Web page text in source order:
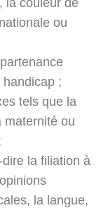
ou
;
tels que la
maternité ou
dire la filiation à
la langue,